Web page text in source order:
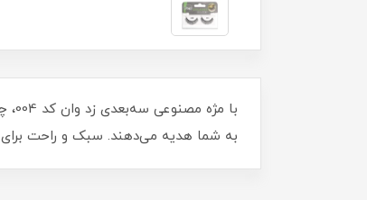
با
به شما هدیه می‌دهند. سبک و راحت برای